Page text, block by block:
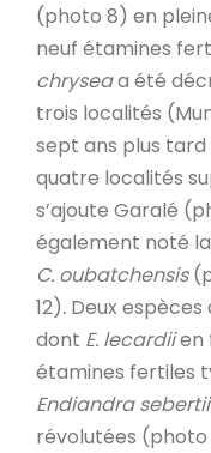
(photo 8) en
neuf étamines
chryseaa été
trois localités
sept ans plus
quatre localités
s’ajoute Garalé
également noté
C. oubatchensis
12). Deux espèces
dont E. lecardiien
étamines fertiles
Endiandra sebertii
révolutées (photo